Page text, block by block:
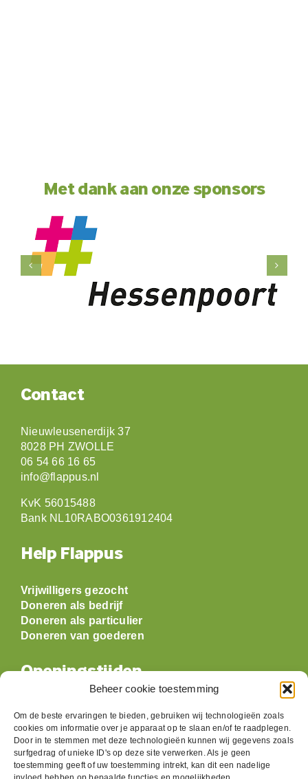
Beheer cookie toestemming
Om de beste ervaringen te bieden, gebruiken wij technologieën zoals
cookies om informatie over je apparaat op te slaan en/of te raadplegen.
Door in te stemmen met deze technologieën kunnen wij gegevens zoals
surfgedrag of unieke ID's op deze site verwerken. Als je geen
toestemming geeft of uw toestemming intrekt, kan dit een nadelige
Met dank aan onze sponsors
Contact
Nieuwleusenerdijk 37
8028 PH ZWOLLE
06 54 66 16 65
info@flappus.nl
KvK 56015488
Bank NL10RABO0361912404
Help Flappus
Vrijwilligers gezocht
Doneren als bedrijf
Doneren als particulier
Doneren van goederen
Openingstijden
Dinsdag:09:30 t/m 17:00
Woensdag:09:30 t/m 17:00
Donderdag:09:30 t/m 17:00
Vrijdag:09:30 t/m 17:00